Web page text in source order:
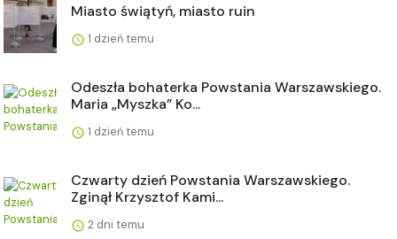
Miasto świątyń, miasto ruin
1 dzień temu
Odeszła bohaterka Powstania Warszawskiego.
Maria „Myszka” Ko...
1 dzień temu
Czwarty dzień Powstania Warszawskiego.
Zginął Krzysztof Kami...
2 dni temu